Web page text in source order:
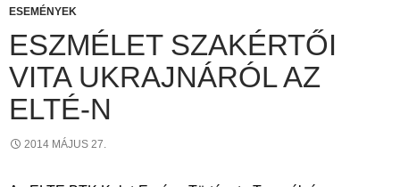
ESEMÉNYEK
ESZMÉLET SZAKÉRTŐI
VITA UKRAJNÁRÓL AZ
ELTÉ-N
2014 MÁJUS 27.